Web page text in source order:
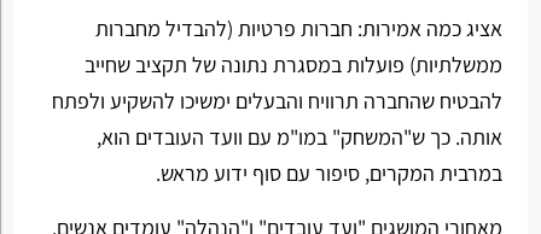
אציג כמה אמירות: חברות פרטיות (להבדיל מחברות
ממשלתיות) פועלות במסגרת נתונה של תקציב שחייב
להבטיח שהחברה תרוויח והבעלים ימשיכו להשקיע ולפתח
אותה. כך ש"המשחק" במו"מ עם וועד העובדים הוא,
במרבית המקרים, סיפור עם סוף ידוע מראש.
מאחורי המושגים "ועד עובדים" ו"הנהלה" עומדים אנשים.